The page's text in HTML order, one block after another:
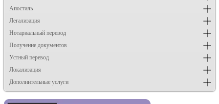
Апостиль
Легализация
Нотариальный перевод
Получение документов
Устный перевод
Локализация
Дополнительные услуги